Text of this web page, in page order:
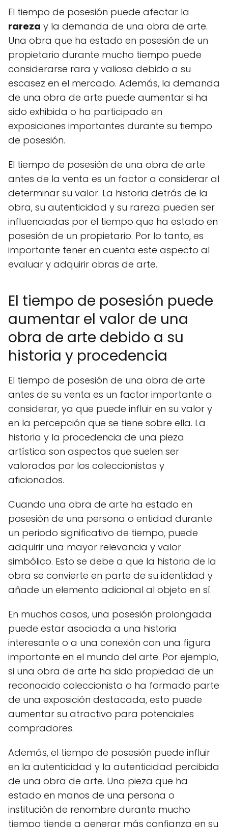
El tiempo de posesión puede afectar la
rareza y la demanda de una obra de arte.
Una obra que ha estado en posesión de un
propietario durante mucho tiempo puede
considerarse rara y valiosa debido a su
escasez en el mercado. Además, la demanda
de una obra de arte puede aumentar si ha
sido exhibida o ha participado en
exposiciones importantes durante su tiempo
de posesión.
El tiempo de posesión de una obra de arte
antes de la venta es un factor a considerar al
determinar su valor. La historia detrás de la
obra, su autenticidad y su rareza pueden ser
influenciadas por el tiempo que ha estado en
posesión de un propietario. Por lo tanto, es
importante tener en cuenta este aspecto al
evaluar y adquirir obras de arte.
El tiempo de posesión puede
aumentar el valor de una
obra de arte debido a su
historia y procedencia
El tiempo de posesión de una obra de arte
antes de su venta es un factor importante a
considerar, ya que puede influir en su valor y
en la percepción que se tiene sobre ella. La
historia y la procedencia de una pieza
artística son aspectos que suelen ser
valorados por los coleccionistas y
aficionados.
Cuando una obra de arte ha estado en
posesión de una persona o entidad durante
un periodo significativo de tiempo, puede
adquirir una mayor relevancia y valor
simbólico. Esto se debe a que la historia de la
obra se convierte en parte de su identidad y
añade un elemento adicional al objeto en sí.
En muchos casos, una posesión prolongada
puede estar asociada a una historia
interesante o a una conexión con una figura
importante en el mundo del arte. Por ejemplo,
si una obra de arte ha sido propiedad de un
reconocido coleccionista o ha formado parte
de una exposición destacada, esto puede
aumentar su atractivo para potenciales
compradores.
Además, el tiempo de posesión puede influir
en la autenticidad y la autenticidad percibida
de una obra de arte. Una pieza que ha
estado en manos de una persona o
institución de renombre durante mucho
tiempo tiende a generar más confianza en su